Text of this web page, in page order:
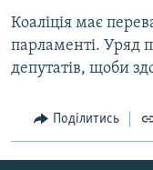
КТАТ
ДОЛУЧАЙСЯ!
Коаліція має
парламенті. Уряд
депутатів, щоби
Поділитись